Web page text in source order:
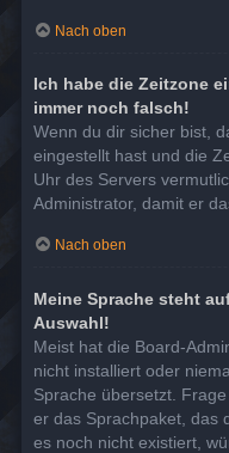
Nach oben
Ich habe die Zeitzone
immer noch falsch!
Wenn du dir sicher bist,
eingestellt hast und die
Uhr des Servers
Administrator, damit er
Nach oben
Meine Sprache steht
Auswahl!
Meist hat die Board-
nicht installiert oder
Sprache übersetzt.
er das Sprachpaket, das
es noch nicht existiert,